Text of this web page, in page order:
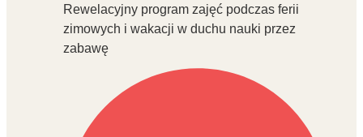
Rewelacyjny program zajęć podczas ferii
zimowych i wakacji w duchu nauki przez
zabawę